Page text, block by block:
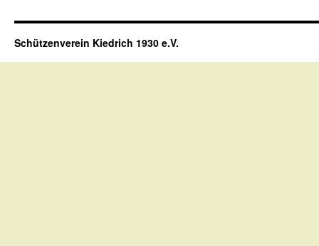
Schützenverein Kiedrich 1930 e.V.